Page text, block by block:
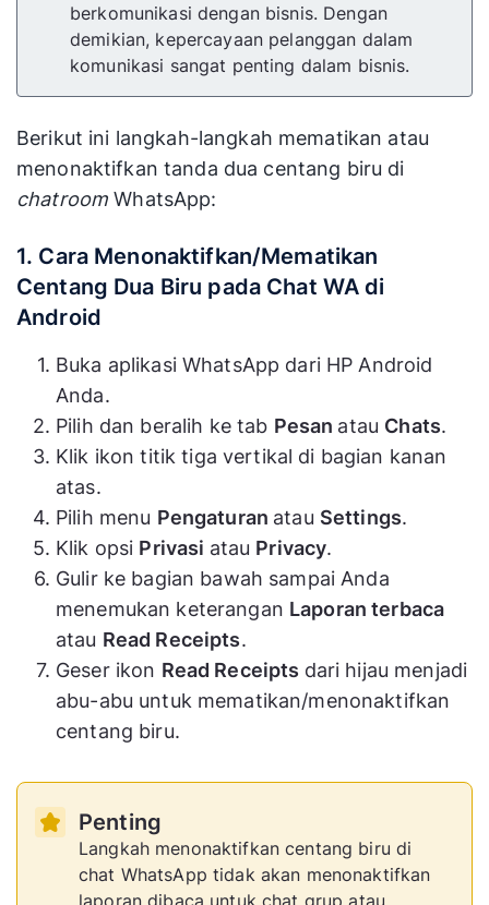
berkomunikasi dengan bisnis. Dengan
demikian, kepercayaan pelanggan dalam
komunikasi sangat penting dalam bisnis.
Berikut ini langkah-langkah mematikan atau
menonaktifkan tanda dua centang biru di
chatroom WhatsApp:
1. Cara Menonaktifkan/Mematikan
Centang Dua Biru pada Chat WA di
Android
Buka aplikasi WhatsApp dari HP Android
Anda.
Pilih dan beralih ke tab Pesan atau Chats.
Klik ikon titik tiga vertikal di bagian kanan
atas.
Pilih menu Pengaturan atau Settings.
Klik opsi Privasi atau Privacy.
Gulir ke bagian bawah sampai Anda
menemukan keterangan Laporan terbaca
atau Read Receipts.
Geser ikon Read Receipts dari hijau menjadi
abu-abu untuk mematikan/menonaktifkan
centang biru.
Penting
Langkah menonaktifkan centang biru di
chat WhatsApp tidak akan menonaktifkan
laporan dibaca untuk chat grup atau